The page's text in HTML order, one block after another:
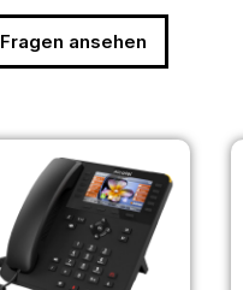
Fragen ansehen